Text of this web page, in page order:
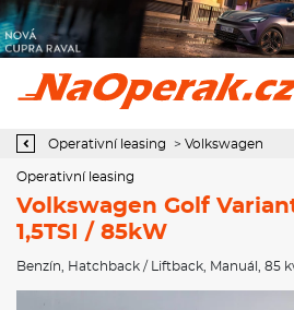
Operativní leasing Volkswagen Golf Variant People 6G 1,5TSI /
Operativní leasing > Volkswagen
Operativní leasing
Volkswagen Golf
1,5TSI / 85kW
Benzín Hatchback / Liftback Manuál , 85